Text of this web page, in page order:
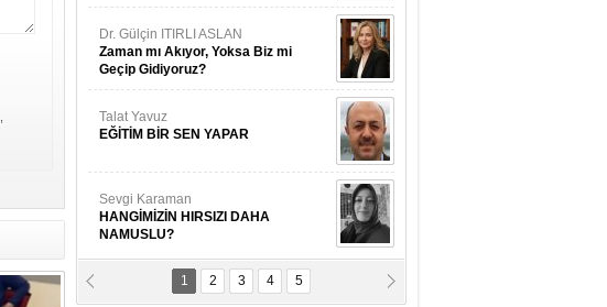
Dr. Gülçin ITIRLI ASLAN
Zaman mı Akıyor, Yoksa Biz mi
Geçip Gidiyoruz?
Talat Yavuz
EĞİTİM BİR SEN YAPAR
Sevgi Karaman
HANGİMİZİN HIRSIZI DAHA
NAMUSLU?
Prof. Dr. Cahit Kurbanoğlu
1 2 3 4 5